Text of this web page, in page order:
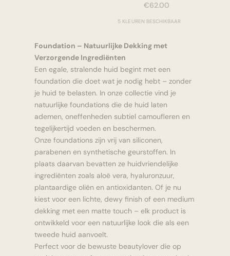
Aanbiedingsprijs
€62.00
5 KLEUREN BESCHIKBAAR
Foundation – Natuurlijke Dekking met
Verzorgende Ingrediënten
Een egale, stralende huid begint met een
foundation die doet wat je nodig hebt – zonder
je huid te belasten. In onze collectie vind je
natuurlijke foundations die de huid laten
ademen, oneffenheden subtiel camoufleren en
tegelijkertijd voeden en beschermen.
Onze foundations zijn vrij van siliconen,
parabenen en synthetische geurstoffen. In
plaats daarvan bevatten ze huidvriendelijke
ingrediënten zoals aloë vera, hyaluronzuur,
plantaardige oliën en antioxidanten. Of je nu
kiest voor een lichte, dewy finish of een medium
dekking met een matte touch – elk product is
ontwikkeld voor een natuurlijke look die als een
tweede huid aanvoelt.
Perfect voor de bewuste beautylover die op